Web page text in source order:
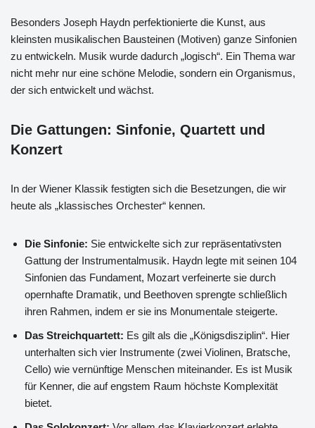
Besonders Joseph Haydn perfektionierte die Kunst, aus
kleinsten musikalischen Bausteinen (Motiven) ganze Sinfonien
zu entwickeln. Musik wurde dadurch „logisch“. Ein Thema war
nicht mehr nur eine schöne Melodie, sondern ein Organismus,
der sich entwickelt und wächst.
Die Gattungen: Sinfonie, Quartett und
Konzert
In der Wiener Klassik festigten sich die Besetzungen, die wir
heute als „klassisches Orchester“ kennen.
Die Sinfonie: Sie entwickelte sich zur repräsentativsten
Gattung der Instrumentalmusik. Haydn legte mit seinen 104
Sinfonien das Fundament, Mozart verfeinerte sie durch
opernhafte Dramatik, und Beethoven sprengte schließlich
ihren Rahmen, indem er sie ins Monumentale steigerte.
Das Streichquartett: Es gilt als die „Königsdisziplin“. Hier
unterhalten sich vier Instrumente (zwei Violinen, Bratsche,
Cello) wie vernünftige Menschen miteinander. Es ist Musik
für Kenner, die auf engstem Raum höchste Komplexität
bietet.